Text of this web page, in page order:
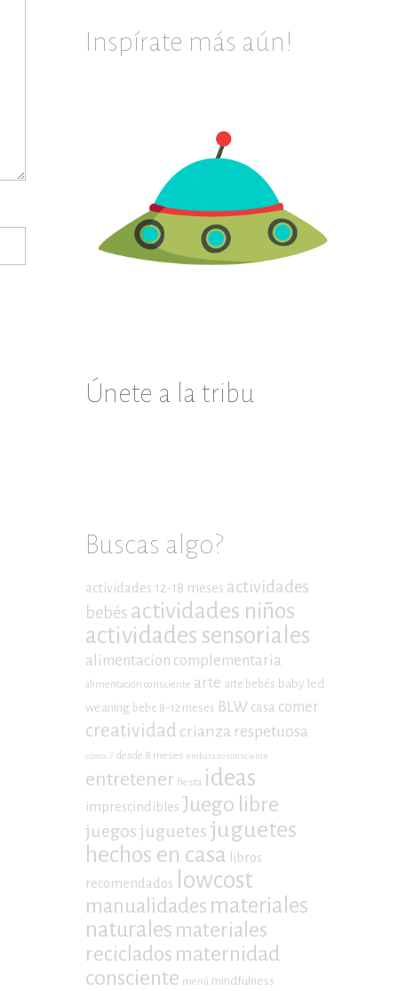
Inspírate más aún!
Únete a la tribu
Buscas algo?
actividades 12-18 meses actividades
bebés actividades niños
actividades sensoriales
alimentacion complementaria
alimentación consciente arte arte bebés baby led
weaning bebe 8-12 meses BLW casa comer
creatividad crianza respetuosa
cómo...? desde 8 meses embarazo consciente
entretener fiesta ideas
imprescindibles Juego libre
juegosjuguetes juguetes
hechos en casa
libros
recomendados
lowcost
manualidades materiales
naturales materiales
reciclados maternidad
consciente menú mindfulness